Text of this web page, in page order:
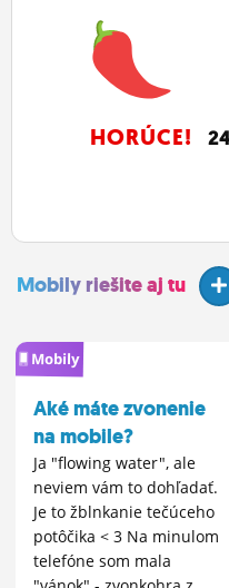
HORÚCE!
Mobily riešite aj tu
Mobily
Aké máte zvonenie
na mobile?
Ja "flowing water", ale
neviem vám to dohľadať.
Je to žblnkanie tečúceho
potôčika < 3 Na minulom
telefóne som mala